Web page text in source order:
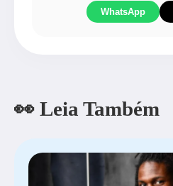
WhatsApp
👀 Leia Também